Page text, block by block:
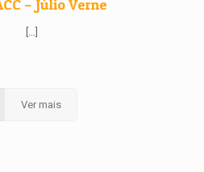
– Júlio Verne
[…]
Ver mais